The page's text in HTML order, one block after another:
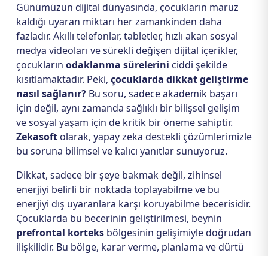
Günümüzün dijital dünyasında, çocukların maruz
kaldığı uyaran miktarı her zamankinden daha
fazladır. Akıllı telefonlar, tabletler, hızlı akan sosyal
medya videoları ve sürekli değişen dijital içerikler,
çocukların odaklanma sürelerini ciddi şekilde
kısıtlamaktadır. Peki, çocuklarda dikkat geliştirme
nasıl sağlanır? Bu soru, sadece akademik başarı
için değil, aynı zamanda sağlıklı bir bilişsel gelişim
ve sosyal yaşam için de kritik bir öneme sahiptir.
Zekasoft olarak, yapay zeka destekli çözümlerimizle
bu soruna bilimsel ve kalıcı yanıtlar sunuyoruz.
Dikkat, sadece bir şeye bakmak değil, zihinsel
enerjiyi belirli bir noktada toplayabilme ve bu
enerjiyi dış uyaranlara karşı koruyabilme becerisidir.
Çocuklarda bu becerinin geliştirilmesi, beynin
prefrontal korteks bölgesinin gelişimiyle doğrudan
ilişkilidir. Bu bölge, karar verme, planlama ve dürtü